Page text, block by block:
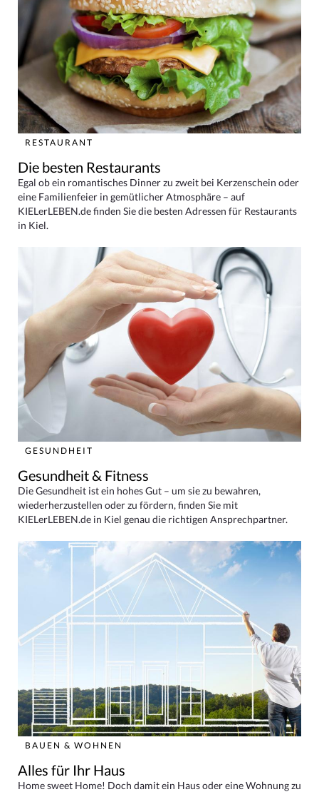
RESTAURANT
Die besten Restaurants
Egal ob ein romantisches Dinner zu zweit bei Kerzenschein oder
eine Familienfeier in gemütlicher Atmosphäre – auf
KIELerLEBEN.de finden Sie die besten Adressen für Restaurants
in Kiel.
GESUNDHEIT
Gesundheit & Fitness
Die Gesundheit ist ein hohes Gut – um sie zu bewahren,
wiederherzustellen oder zu fördern, finden Sie mit
KIELerLEBEN.de in Kiel genau die richtigen Ansprechpartner.
BAUEN & WOHNEN
Alles für Ihr Haus
Home sweet Home! Doch damit ein Haus oder eine Wohnung zu